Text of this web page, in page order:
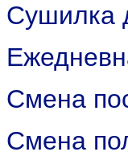
Сушилка
Cмена
Смена